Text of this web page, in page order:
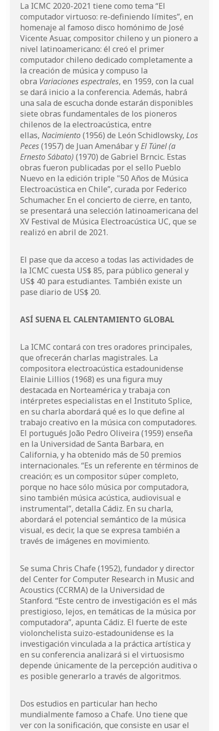
La ICMC 2020-2021 tiene como tema “El
computador virtuoso: re-definiendo límites”, en
homenaje al famoso disco homónimo de José
Vicente Asuar, compositor chileno y un pionero a
nivel latinoamericano: él creó el primer
computador chileno dedicado completamente a
la creación de música y compuso la
obra Variaciones espectrales, en 1959, con la cual
se dará inicio a la conferencia. Además, habrá
una sala de escucha donde estarán disponibles
siete obras fundamentales de los pioneros
chilenos de la electroacústica, entre
ellas, Nacimiento(1956) de León Schidlowsky, Los
Peces(1957) de Juan Amenábar yEl Túnel (a
Ernesto Sábato) (1970) de Gabriel Brncic. Estas
obras fueron publicadas por el sello Pueblo
Nuevo en la edición triple "50 Años de Música
Electroacústica en Chile”, curada por Federico
Schumacher. En el concierto de cierre, en tanto,
se presentará una selección latinoamericana del
XV Festival de Música Electroacústica UC, que se
realizó en abril de 2021.
El pase que da acceso a todas las actividades de
la ICMC cuesta US$ 85, para público general y
US$ 40 para estudiantes. También existe un
pase diario de US$ 20.
ASÍ SUENA EL CALENTAMIENTO GLOBAL
La ICMC contará con tres oradores principales,
que ofrecerán charlas magistrales. La
compositora electroacústica estadounidense
Elainie Lillios (1968) es una figura muy
destacada en Norteamérica y trabaja con
intérpretes especialistas en el Instituto Splice,
en su charla abordará qué es lo que define al
trabajo creativo en la música con computadores.
El portugués João Pedro Oliveira (1959) enseña
en la Universidad de Santa Barbara, en
California, y ha obtenido más de 50 premios
internacionales. “Es un referente en términos de
creación; es un compositor súper completo,
porque no hace sólo música por computadora,
sino también música acústica, audiovisual e
instrumental”, detalla Cádiz. En su charla,
abordará el potencial semántico de la música
visual, es decir, la que se expresa también a
través de imágenes en movimiento.
Se suma Chris Chafe (1952), fundador y director
del Center for Computer Research in Music and
Acoustics (CCRMA) de la Universidad de
Stanford. “Este centro de investigación es el más
prestigioso, lejos, en temáticas de la música por
computadora”, apunta Cádiz. El fuerte de este
violonchelista suizo-estadounidense es la
investigación vinculada a la práctica artística y
en su conferencia analizará si el virtuosismo
depende únicamente de la percepción auditiva o
es posible generarlo a través de algoritmos.
Dos estudios en particular han hecho
mundialmente famoso a Chafe. Uno tiene que
ver con la sonificación, que consiste en usar el